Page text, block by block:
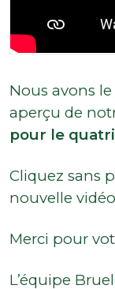
Nous avons
aperçu de
pour le
Cliquez sans
nouvelle
Merci pour
L’équipe